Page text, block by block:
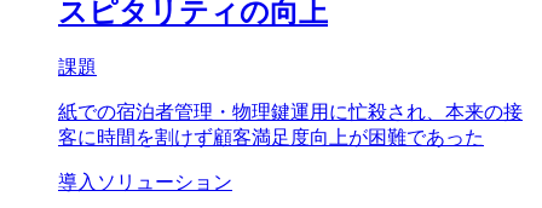
スピタリティの向上
課題
紙での宿泊者管理・物理鍵運用に忙殺され、本来の接
客に時間を割けず顧客満足度向上が困難であった
導入ソリューション